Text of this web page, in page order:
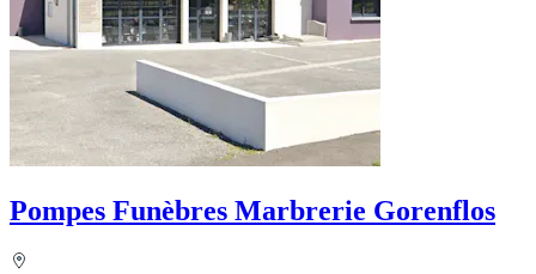
Pompes Funèbres Marbrerie Gorenflos